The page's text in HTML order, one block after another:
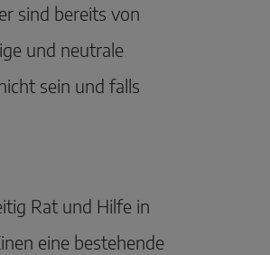
sind bereits von
und neutrale
sein und falls
Rat und Hilfe in
eine bestehende